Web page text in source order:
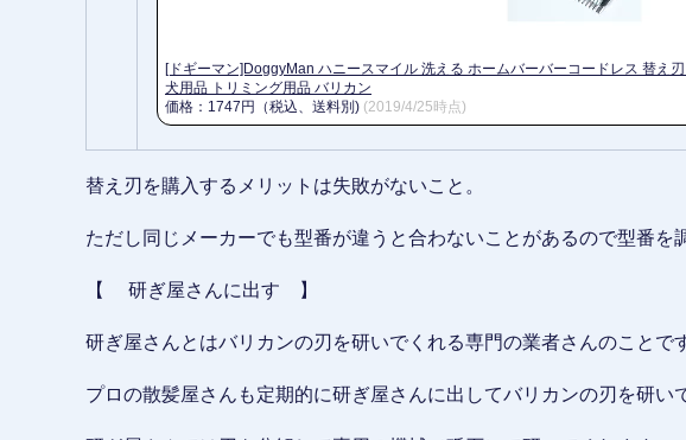
[ドギーマン]DoggyMan ハニースマイル 洗える ホームバーバーコードレス 替え
犬用品 トリミング用品 バリカン
価格：1747円（税込、送料別) (2019/4/25時点)
替え刃を購入するメリットは失敗がないこと。
ただし同じメーカーでも型番が違うと合わないことがあるので型番を
【 研ぎ屋さんに出す 】
研ぎ屋さんとはバリカンの刃を研いでくれる専門の業者さんのことで
プロの散髪屋さんも定期的に研ぎ屋さんに出してバリカンの刃を研い